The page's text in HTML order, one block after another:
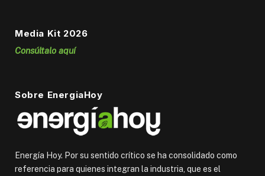
Media Kit 2026
Consúltalo aquí
Sobre EnergiaHoy
Energía Hoy. Por su sentido crítico se ha consolidado como
referencia para quienes integran la industria, que es el